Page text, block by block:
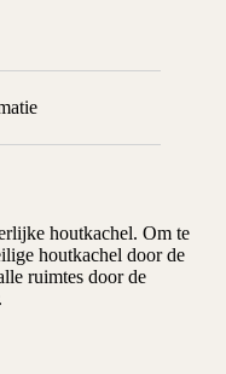
houtkachel. Om te
houtkachel door de
ruimtes door de